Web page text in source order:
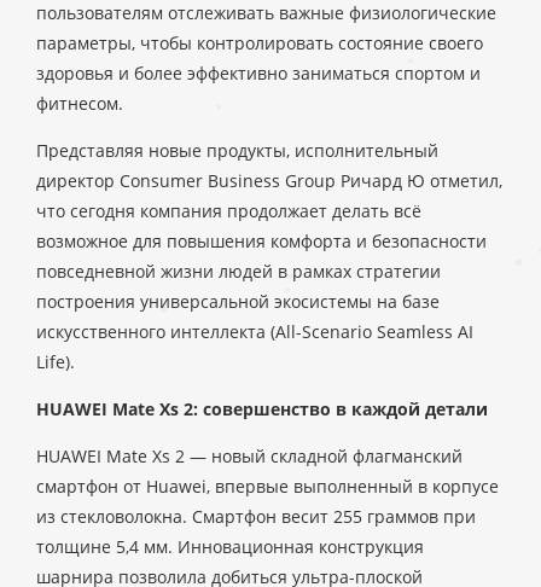
пользователям отслеживать важные физиологические
параметры, чтобы контролировать состояние своего
здоровья и более эффективно заниматься спортом и
фитнесом.
Представляя новые продукты, исполнительный
директор Consumer Business Group Ричард Ю отметил,
что сегодня компания продолжает делать всё
возможное для повышения комфорта и безопасности
повседневной жизни людей в рамках стратегии
построения универсальной экосистемы на базе
искусственного интеллекта (All-Scenario Seamless AI
Life).
HUAWEI Mate Xs 2: совершенство в каждой детали
HUAWEI Mate Xs 2 — новый складной флагманский
смартфон от Huawei, впервые выполненный в корпусе
из стекловолокна. Смартфон весит 255 граммов при
толщине 5,4 мм. Инновационная конструкция
шарнира позволила добиться ультра-плоской